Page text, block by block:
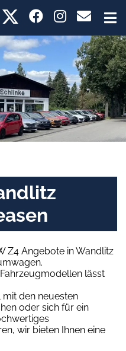
Z4 Angebote in Wandlitz
lässt
den neuesten
oder sich für ein
wir bieten Ihnen eine